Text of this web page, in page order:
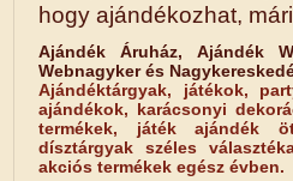
hogy ajándékozhat,
Ajándék Áruház, Ajándék
Webnagyker és
Ajándéktárgyak, játékok,
ajándékok, karácsonyi
termékek, játék ajándék
dísztárgyak széles
akciós termékek egész évben.